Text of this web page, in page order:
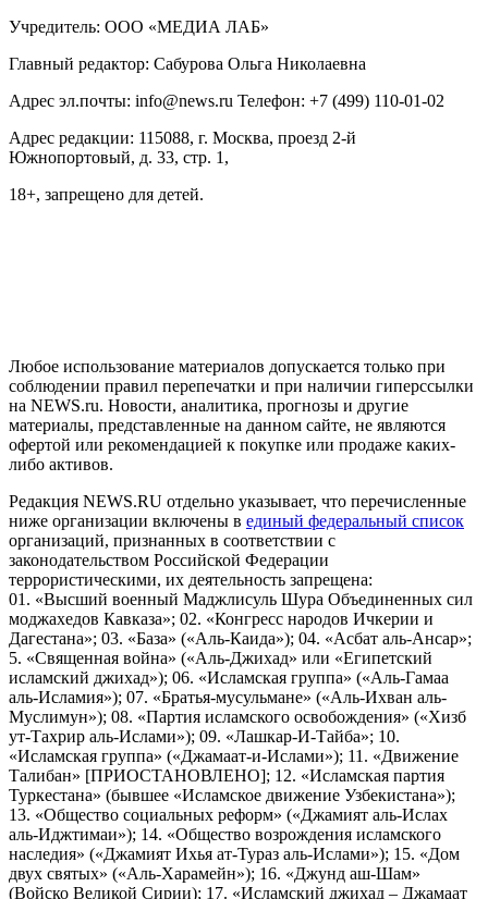
Учредитель: ООО «МЕДИА ЛАБ»
Главный редактор: Сабурова Ольга Николаевна
Адрес эл.почты: info@news.ru Телефон: +7 (499) 110-01-02
Адрес редакции: 115088, г. Москва, проезд 2-й
Южнопортовый, д. 33, стр. 1,
18+, запрещено для детей.
Любое использование материалов допускается только при
соблюдении правил перепечатки и при наличии гиперссылки
на NEWS.ru. Новости, аналитика, прогнозы и другие
материалы, представленные на данном сайте, не являются
офертой или рекомендацией к покупке или продаже каких-
либо активов.
Редакция NEWS.RU отдельно указывает, что перечисленные
ниже организации включены в единый федеральный список
организаций, признанных в соответствии с
законодательством Российской Федерации
террористическими, их деятельность запрещена:
01. «Высший военный Маджлисуль Шура Объединенных сил
моджахедов Кавказа»; 02. «Конгресс народов Ичкерии и
Дагестана»; 03. «База» («Аль-Каида»); 04. «Асбат аль-Ансар»;
5. «Священная война» («Аль-Джихад» или «Египетский
исламский джихад»); 06. «Исламская группа» («Аль-Гамаа
аль-Исламия»); 07. «Братья-мусульмане» («Аль-Ихван аль-
Муслимун»); 08. «Партия исламского освобождения» («Хизб
ут-Тахрир аль-Ислами»); 09. «Лашкар-И-Тайба»; 10.
«Исламская группа» («Джамаат-и-Ислами»); 11. «Движение
Талибан» [ПРИОСТАНОВЛЕНО]; 12. «Исламская партия
Туркестана» (бывшее «Исламское движение Узбекистана»);
13. «Общество социальных реформ» («Джамият аль-Ислах
аль-Иджтимаи»); 14. «Общество возрождения исламского
наследия» («Джамият Ихья ат-Тураз аль-Ислами»); 15. «Дом
двух святых» («Аль-Харамейн»); 16. «Джунд аш-Шам»
(Войско Великой Сирии); 17. «Исламский джихад – Джамаат